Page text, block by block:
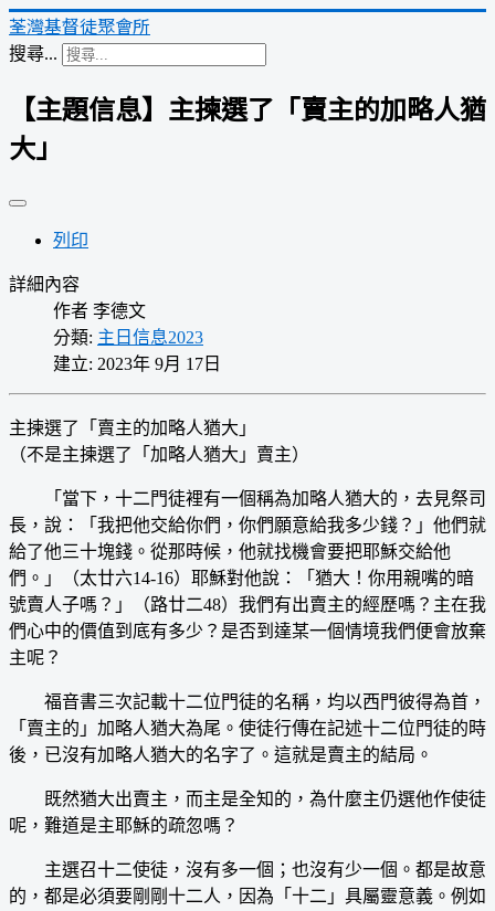
荃灣基督徒聚會所
搜尋...
【主題信息】主揀選了「賣主的加略人猶
大」
列印
詳細內容
作者 李德文
分類: 主日信息2023
建立: 2023年 9月 17日
主揀選了「賣主的加略人猶大」
（不是主揀選了「加略人猶大」賣主）
「當下，十二門徒裡有一個稱為加略人猶大的，去見祭司
長，說：「我把他交給你們，你們願意給我多少錢？」他們就
給了他三十塊錢。從那時候，他就找機會要把耶穌交給他
們。」（太廿六14-16）耶穌對他說：「猶大！你用親嘴的暗
號賣人子嗎？」（路廿二48）我們有出賣主的經歷嗎？主在我
們心中的價值到底有多少？是否到達某一個情境我們便會放棄
主呢？
福音書三次記載十二位門徒的名稱，均以西門彼得為首，
「賣主的」加略人猶大為尾。使徒行傳在記述十二位門徒的時
後，已沒有加略人猶大的名字了。這就是賣主的結局。
既然猶大出賣主，而主是全知的，為什麼主仍選他作使徒
呢，難道是主耶穌的疏忽嗎？
主選召十二使徒，沒有多一個；也沒有少一個。都是故意
的，都是必須要剛剛十二人，因為「十二」具屬靈意義。例如